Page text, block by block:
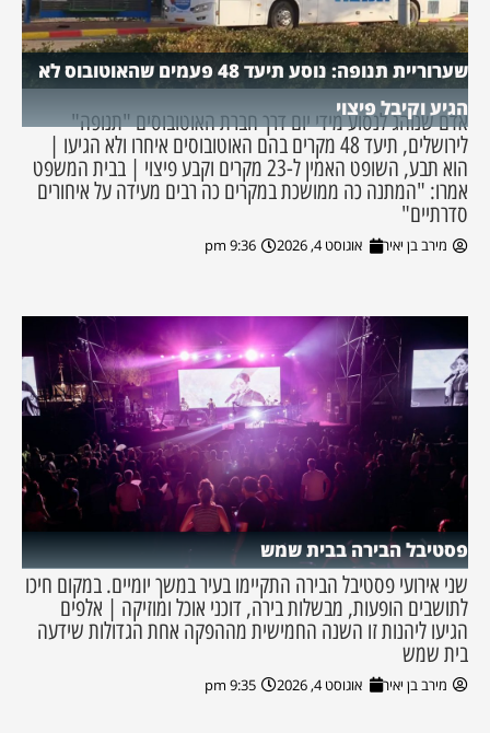
שערוריית תנופה: נוסע תיעד 48 פעמים שהאוטובוס לא
הגיע וקיבל פיצוי
אדם שנוהג לנסוע מידי יום דרך חברת האוטובוסים "תנופה"
לירושלים, תיעד 48 מקרים בהם האוטובוסים איחרו ולא הגיעו |
הוא תבע, השופט האמין ל-23 מקרים וקבע פיצוי | בבית המשפט
אמרו: "המתנה כה ממושכת במקרים כה רבים מעידה על איחורים
סדרתיים"
מירב בן יאיר אוגוסט 4, 2026 9:36 pm
פסטיבל הבירה בבית שמש
שני אירועי פסטיבל הבירה התקיימו בעיר במשך יומיים. במקום חיכו
לתושבים הופעות, מבשלות בירה, דוכני אוכל ומוזיקה | אלפים
הגיעו ליהנות זו השנה החמישית מההפקה אחת הגדולות שידעה
בית שמש
מירב בן יאיר אוגוסט 4, 2026 9:35 pm